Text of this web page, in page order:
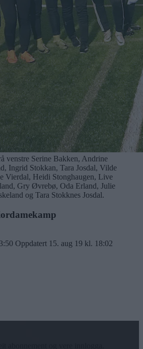
venstre Serine Bakken, Andrine
Ingrid Stokkan, Tara Josdal, Vilde
Vierdal, Heidi Stonghaugen, Live
Gry Øvrebø, Oda Erland, Julie
og Tara Stokknes Josdal.
Oppdatert 15. aug 19 kl. 18:02